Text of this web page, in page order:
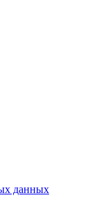
данных